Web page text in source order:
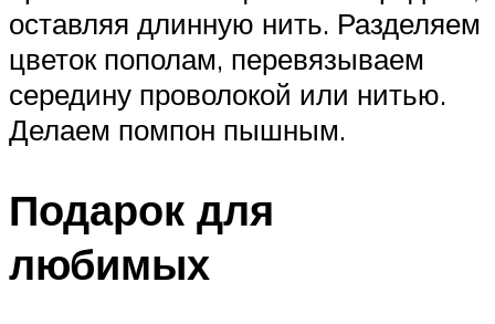
оставляя длинную нить. Разделяем
цветок пополам, перевязываем
середину проволокой или нитью.
Делаем помпон пышным.
Подарок для
любимых